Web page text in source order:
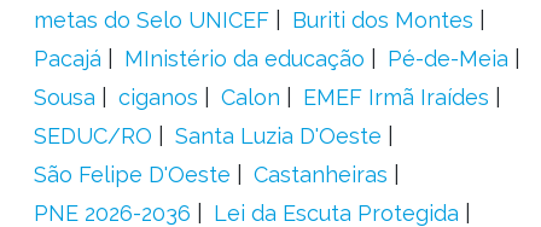
metas do Selo UNICEF
Buriti dos Montes
Pacajá
MInistério da educação
Pé-de-Meia
Sousa
ciganos Calon
EMEF Irmã Iraídes
SEDUC/RO
Santa Luzia D'Oeste
São Felipe D'Oeste
Castanheiras
PNE 2026-2036
Lei da Escuta Protegida